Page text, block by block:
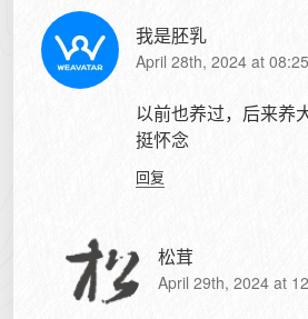
我是胚乳
April 28th, 2024 at
以前也养过，后来养
挺怀念
回复
松茸
April 29th, 2024 at